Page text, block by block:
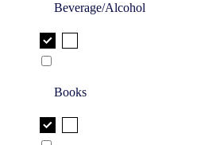
Beverage/Alcohol
Books